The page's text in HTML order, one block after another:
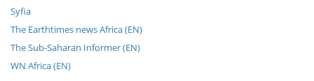
Syfia
The Earthtimes news Africa (EN)
The Sub-Saharan Informer (EN)
WN Africa (EN)